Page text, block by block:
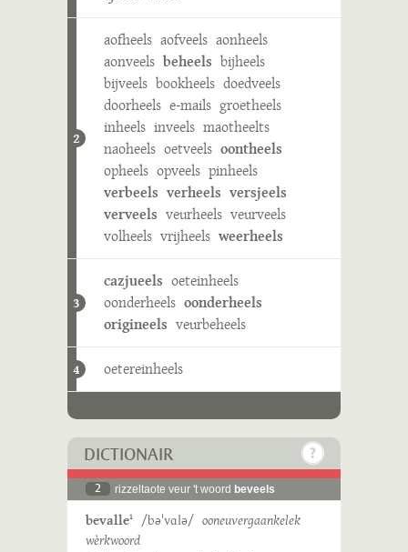
2
aofheels aofveels aonheels
aonveels beheels bijheels
bijveels bookheels doedveels
doorheels e-mails groetheels
inheels inveels maotheelts
naoheels oetveels oontheels
opheels opveels pinheels
verbeels verheels versjeels
verveels veurheels veurveels
volheels vrijheels weerheels
3
cazjueels oeteinheels
oonderheels oonderheels
origineels veurbeheels
4 oetereinheels
DICTIONAIR
2 rizzeltaote veur 't woord beveels
bevalle1 /bəˈvɑlə/ ooneuvergaankelek
wèrkwoord